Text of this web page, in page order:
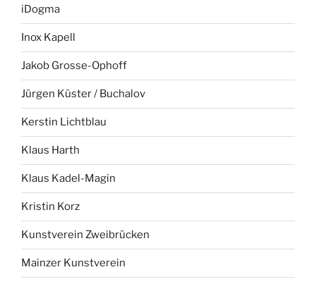
iDogma
Inox Kapell
Jakob Grosse-Ophoff
Jürgen Küster / Buchalov
Kerstin Lichtblau
Klaus Harth
Klaus Kadel-Magin
Kristin Korz
Kunstverein Zweibrücken
Mainzer Kunstverein